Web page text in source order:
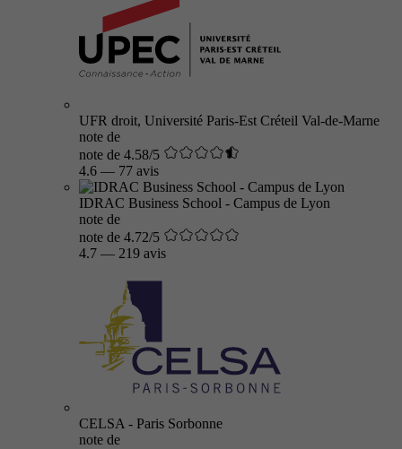
UFR droit, Université Paris-Est Créteil Val-de-Marne
note de
note de 4.58/5
4.6 — 77 avis
IDRAC Business School - Campus de Lyon
note de
note de 4.72/5
4.7 — 219 avis
CELSA - Paris Sorbonne
note de